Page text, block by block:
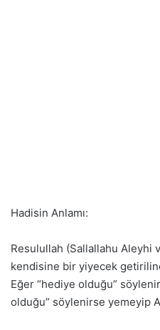
Hadisin Anlamı:
Resulullah (Sallallahu Aleyhi
kendisine bir yiyecek
Eğer “hediye olduğu”
olduğu” söylenirse yemeyip